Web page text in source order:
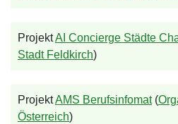
ProjektAI Concierge Städte
Stadt Feldkirch)
ProjektAMS Berufsinfomat(
Österreich)